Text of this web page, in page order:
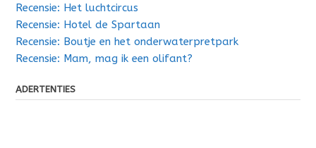
Recensie: Het luchtcircus
Recensie: Hotel de Spartaan
Recensie: Boutje en het onderwaterpretpark
Recensie: Mam, mag ik een olifant?
ADERTENTIES